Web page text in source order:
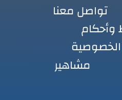
تواصل معنا
مشاهير